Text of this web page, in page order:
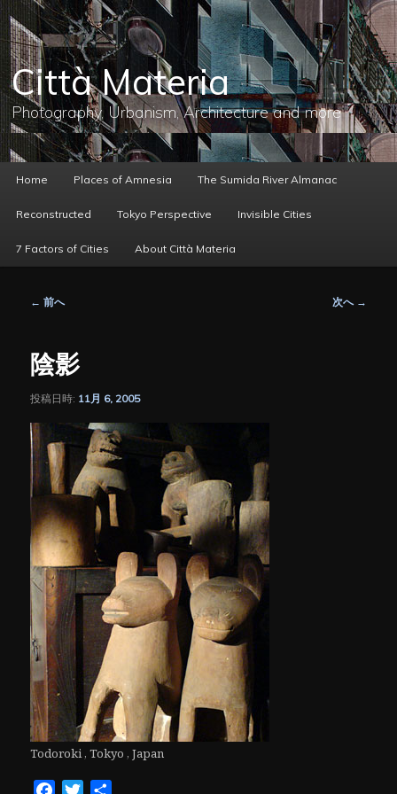
メ
イ
ン
コ
ン
テ
ン
へ
移
動
Città Materia
Photography, Urbanism, Architecture and more
ー
Home Places of Amnesia The Sumida River Almanac
Reconstructed Tokyo Perspective Invisible Cities
7 Factors of Cities About Città Materia
ビ
ゲ
シ
ン
← 前へ 次へ →
陰影
投稿日時: 11月 6, 2005
Todoroki , Tokyo , Japan
FacebookTwitter